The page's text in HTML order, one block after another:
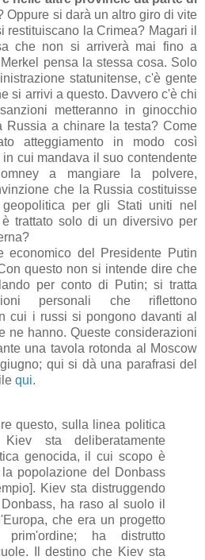
Oppure si darà un altro giro di vite
restituiscano la Crimea? Magari il
che non si arriverà mai fino a
pensa la stessa cosa. Solo
statunitense, c'è gente
si arrivi a questo. Davvero c'è chi
metteranno in ginocchio
Russia a chinare la testa? Come
atteggiamento in modo così
cui mandava il suo contendente
a mangiare la polvere,
che la Russia costituisse
per gli Stati uniti nel
trattato solo di un diversivo per
economico del Presidente Putin
questo non si intende dire che
per conto di Putin; si tratta
personali che riflettono
cui i russi si pongono davanti al
ne hanno. Queste considerazioni
una tavola rotonda al Moscow
qui si dà una parafrasi del
qui.
questo, sulla linea politica
sta deliberatamente
genocida, il cui scopo è
popolazione del Donbass
Kiev sta distruggendo
ha raso al suolo il
che era un progetto
prim'ordine; ha distrutto
Il destino che Kiev sta